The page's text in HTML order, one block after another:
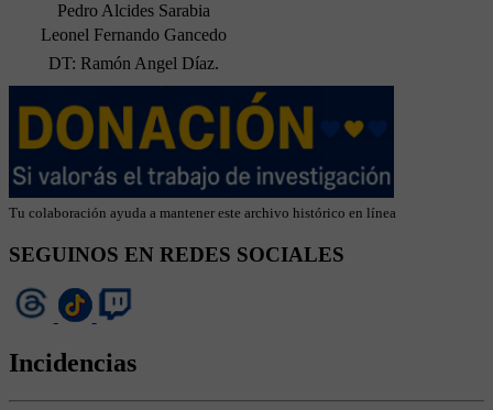
Pedro Alcides Sarabia
Leonel Fernando Gancedo
DT: Ramón Angel Díaz.
Tu colaboración ayuda a mantener este archivo histórico en línea
SEGUINOS EN REDES SOCIALES
Incidencias